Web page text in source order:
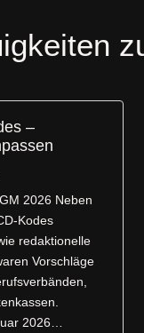
–
2026 Neben
Kodes
redaktionelle
Vorschläge
2026…